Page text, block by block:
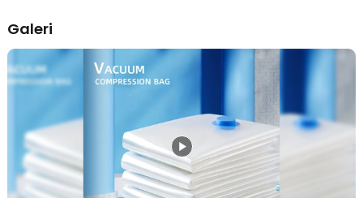
penyimpanan jangka panjang.
Transparan dan Mudah Identifikasi Isi
Warna bening memudahkan Anda melihat isi tanpa membuka
kantong. Praktis untuk manajemen penyimpanan dan memisahkan
jenis pakaian. Membantu menjaga lemari tetap terorganisir.
Kelengkapan Produk
Rincian yang Anda dapatkan untuk pembelian produk ini:
1 x TaffPACK Kantong Plastik Vakum Pakaian Vacuum
Compression Bag - YK-1000
Galeri